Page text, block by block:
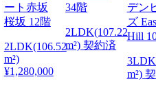
ート赤坂
桜坂 12階
2LDK(106.52
m²)
¥1,280,000
34階
2LDK(107.22
m²) 契約済
デン
ズ
Hill
m²)